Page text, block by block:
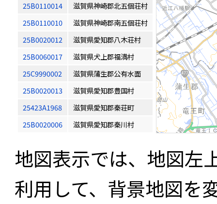
25B0110014
滋賀県神崎郡北五個荘村
25B0110010
滋賀県神崎郡南五個荘村
25B0020012
滋賀県愛知郡八木荘村
25B0060017
滋賀県犬上郡福満村
25C9990002
滋賀県蒲生郡公有水面
25B0020013
滋賀県愛知郡豊国村
25423A1968
滋賀県愛知郡秦荘町
25B0020006
滋賀県愛知郡秦川村
地図表示では、地図左
利用して、背景地図を